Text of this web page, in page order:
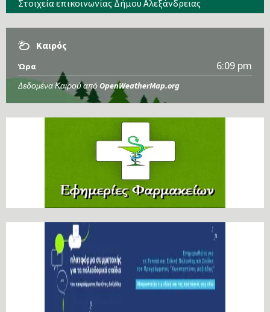
Στοιχεία επικοινωνίας Δήμου Αλεξάνδρειας
Καιρός
Ώρα 6:09 pm
Δεδομένα Καιρού από OpenWeatherMap.org